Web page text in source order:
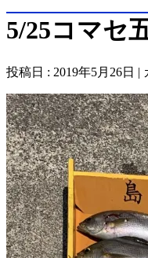
5/25コマセ
投稿日 : 2019年5月26日 |